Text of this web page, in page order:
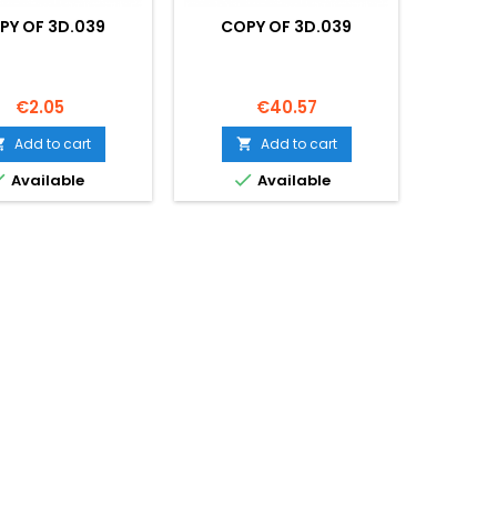
OF 3D.039
Price
€2.05
Add to cart
Available
COPY OF 3D.039
Price
€40.57
 Add to cart
 Available